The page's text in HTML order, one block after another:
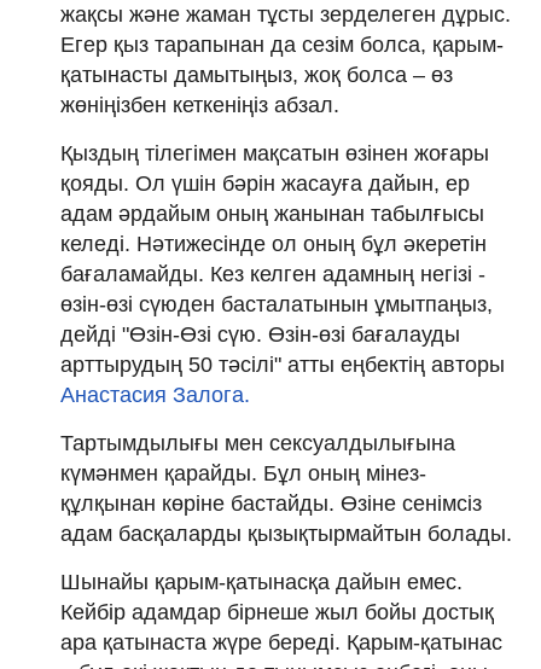
жақсы және жаман тұсты зерделеген дұрыс.
Егер қыз тарапынан да сезім болса, қарым-
қатынасты дамытыңыз, жоқ болса – өз
жөніңізбен кеткеніңіз абзал.
Қыздың тілегімен мақсатын өзінен жоғары
қояды. Ол үшін бәрін жасауға дайын, ер
адам әрдайым оның жанынан табылғысы
келеді. Нәтижесінде ол оның бұл әкеретін
бағаламайды. Кез келген адамның негізі -
өзін-өзі сүюден басталатынын ұмытпаңыз,
дейді "Өзін-Өзі сүю. Өзін-өзі бағалауды
арттырудың 50 тәсілі" атты еңбектің авторы
Анастасия Залога.
Тартымдылығы мен сексуалдылығына
күмәнмен қарайды. Бұл оның мінез-
құлқынан көріне бастайды. Өзіне сенімсіз
адам басқаларды қызықтырмайтын болады.
Шынайы қарым-қатынасқа дайын емес.
Кейбір адамдар бірнеше жыл бойы достық
ара қатынаста жүре береді. Қарым-қатынас